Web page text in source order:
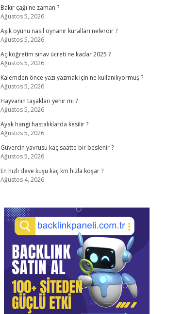
Bakır çağı ne zaman ?
Ağustos 5, 2026
Aşık oyunu nasıl oynanır kuralları nelerdir ?
Ağustos 5, 2026
Açıköğretim sınav ücreti ne kadar 2025 ?
Ağustos 5, 2026
Kalemden önce yazı yazmak için ne kullanılıyormuş ?
Ağustos 5, 2026
Hayvanın taşakları yenir mi ?
Ağustos 5, 2026
Ayak hangi hastalıklarda kesilir ?
Ağustos 5, 2026
Güvercin yavrusu kaç saatte bir beslenir ?
Ağustos 5, 2026
En hızlı deve kuşu kaç km hızla koşar ?
Ağustos 4, 2026